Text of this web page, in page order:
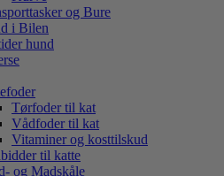
og Bure
i Bilen
hund
Tørfoder til kat
Vådfoder til kat
Vitaminer og kosttilskud
til katte
og Madskåle